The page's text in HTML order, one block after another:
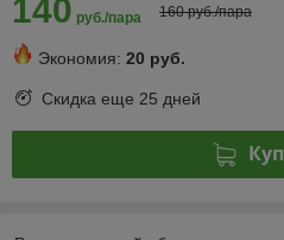
140 руб./пара 160 руб./пара
Экономия: 20 руб.
Скидка еще 25 дней